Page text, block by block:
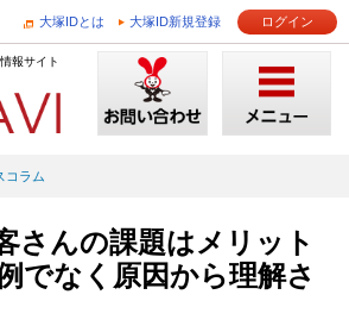
大塚IDとは 大塚ID新規登録 ログイン
報サイト
コラム
さんの課題はメリット
でなく原因から理解さ